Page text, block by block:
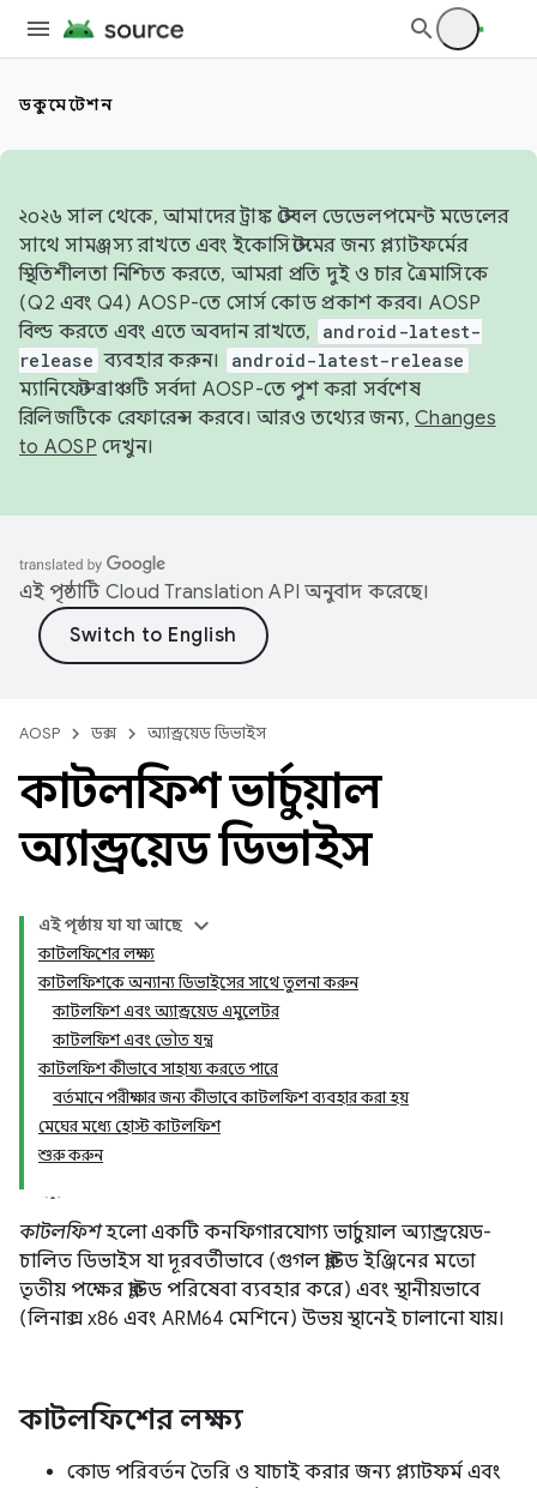
ডকুমেন্টেশন
২০২৬ সাল থেকে, আমাদের ট্রাঙ্ক স্টেবল ডেভেলপমেন্ট মডেলের
সাথে সামঞ্জস্য রাখতে এবং ইকোসিস্টেমের জন্য প্ল্যাটফর্মের
স্থিতিশীলতা নিশ্চিত করতে, আমরা প্রতি দুই ও চার ত্রৈমাসিকে
(Q2 এবং Q4) AOSP-তে সোর্স কোড প্রকাশ করব। AOSP
বিল্ড করতে এবং এতে অবদান রাখতে,
android-latest-
release ব্যবহার করুন। android-latest-release
ম্যানিফেস্ট ব্রাঞ্চটি সর্বদা AOSP-তে পুশ করা সর্বশেষ
রিলিজটিকে রেফারেন্স করবে। আরও তথ্যের জন্য, Changes
to AOSP দেখুন।
এই পৃষ্ঠাটি Cloud Translation API অনুবাদ করেছে।
AOSP ডক্স অ্যান্ড্রয়েড ডিভাইস
কাটলফিশ ভার্চুয়াল
অ্যান্ড্রয়েড ডিভাইস
এই পৃষ্ঠায় যা যা আছে
কাটলফিশের লক্ষ্য
কাটলফিশকে অন্যান্য ডিভাইসের সাথে তুলনা করুন
কাটলফিশ এবং অ্যান্ড্রয়েড এমুলেটর
কাটলফিশ এবং ভৌত যন্ত্র
কাটলফিশ কীভাবে সাহায্য করতে পারে
বর্তমানে পরীক্ষার জন্য কীভাবে কাটলফিশ ব্যবহার করা হয়
মেঘের মধ্যে হোস্ট কাটলফিশ
শুরু করুন
কাটলফিশহলো একটি কনফিগারযোগ্য ভার্চুয়াল অ্যান্ড্রয়েড-
চালিত ডিভাইস যা দূরবর্তীভাবে (গুগল ক্লাউড ইঞ্জিনের মতো
তৃতীয় পক্ষের ক্লাউড পরিষেবা ব্যবহার করে) এবং স্থানীয়ভাবে
(লিনাক্স x86 এবং ARM64 মেশিনে) উভয় স্থানেই চালানো যায়।
কাটলফিশের লক্ষ্য
কোড পরিবর্তন তৈরি ও যাচাই করার জন্য প্ল্যাটফর্ম এবং